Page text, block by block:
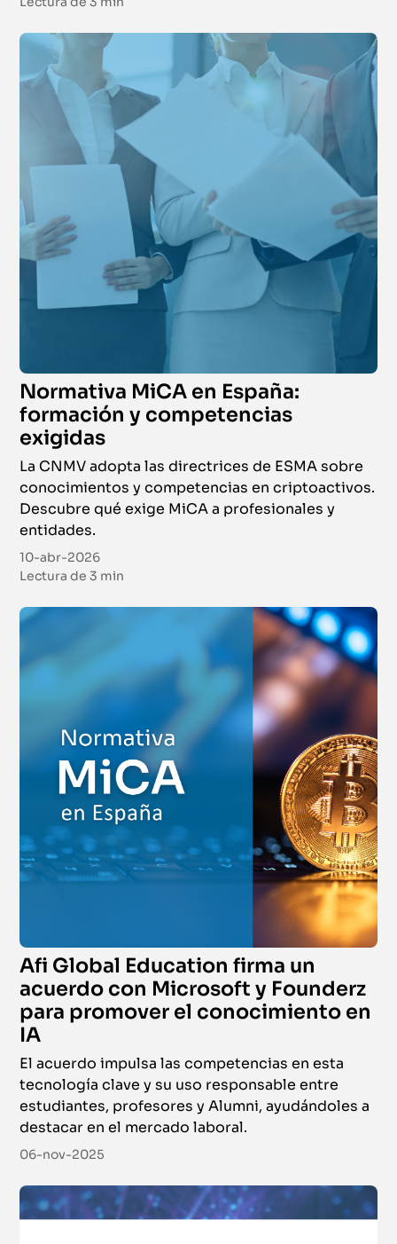
Normativa MiCA en España:
formación y competencias
exigidas
La CNMV adopta las directrices de ESMA sobre
conocimientos y competencias en criptoactivos.
Descubre qué exige MiCA a profesionales y
entidades.
10-abr-2026
Lectura de3 min
Afi Global Education firma un
acuerdo con Microsoft y Founderz
para promover el conocimiento en
IA
El acuerdo impulsa las competencias en esta
tecnología clave y su uso responsable entre
estudiantes, profesores y Alumni, ayudándoles a
destacar en el mercado laboral.
06-nov-2025